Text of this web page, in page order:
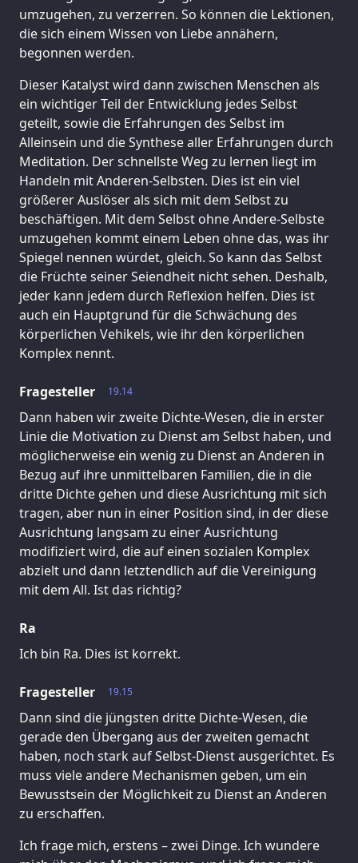
umzugehen, zu verzerren. So können die Lektionen,
die sich einem Wissen von Liebe annähern,
begonnen werden.
Dieser Katalyst wird dann zwischen Menschen als
ein wichtiger Teil der Entwicklung jedes Selbst
geteilt, sowie die Erfahrungen des Selbst im
Alleinsein und die Synthese aller Erfahrungen durch
Meditation. Der schnellste Weg zu lernen liegt im
Handeln mit Anderen-Selbsten. Dies ist ein viel
größerer Auslöser als sich mit dem Selbst zu
beschäftigen. Mit dem Selbst ohne Andere-Selbste
umzugehen kommt einem Leben ohne das, was ihr
Spiegel nennen würdet, gleich. So kann das Selbst
die Früchte seiner Seiendheit nicht sehen. Deshalb,
jeder kann jedem durch Reflexion helfen. Dies ist
auch ein Hauptgrund für die Schwächung des
körperlichen Vehikels, wie ihr den körperlichen
Komplex nennt.
19.14
Fragesteller
Dann haben wir zweite Dichte-Wesen, die in erster
Linie die Motivation zu Dienst am Selbst haben, und
möglicherweise ein wenig zu Dienst an Anderen in
Bezug auf ihre unmittelbaren Familien, die in die
dritte Dichte gehen und diese Ausrichtung mit sich
tragen, aber nun in einer Position sind, in der diese
Ausrichtung langsam zu einer Ausrichtung
modifiziert wird, die auf einen sozialen Komplex
abzielt und dann letztendlich auf die Vereinigung
mit dem All. Ist das richtig?
Ra
Ich bin Ra. Dies ist korrekt.
19.15
Fragesteller
Dann sind die jüngsten dritte Dichte-Wesen, die
gerade den Übergang aus der zweiten gemacht
haben, noch stark auf Selbst-Dienst ausgerichtet. Es
muss viele andere Mechanismen geben, um ein
Bewusstsein der Möglichkeit zu Dienst an Anderen
zu erschaffen.
Ich frage mich, erstens – zwei Dinge. Ich wundere